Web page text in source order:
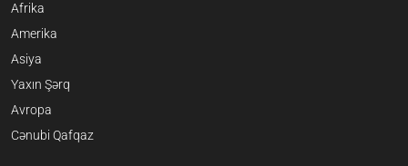
Afrika
Amerika
Asiya
Yaxın Şərq
Avropa
Cənubi Qafqaz